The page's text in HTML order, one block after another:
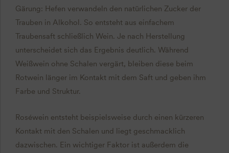
Gärung: Hefen verwandeln den natürlichen Zucker der
Trauben in Alkohol. So entsteht aus einfachem
Traubensaft schließlich Wein. Je nach Herstellung
unterscheidet sich das Ergebnis deutlich. Während
Weißwein ohne Schalen vergärt, bleiben diese beim
Rotwein länger im Kontakt mit dem Saft und geben ihm
Farbe und Struktur.
Roséwein entsteht beispielsweise durch einen kürzeren
Kontakt mit den Schalen und liegt geschmacklich
dazwischen. Ein wichtiger Faktor ist außerdem die